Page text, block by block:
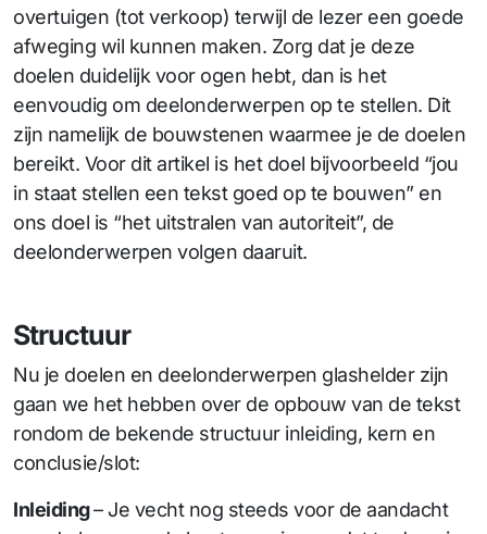
overtuigen (tot verkoop) terwijl de lezer een goede
afweging wil kunnen maken. Zorg dat je deze
doelen duidelijk voor ogen hebt, dan is het
eenvoudig om deelonderwerpen op te stellen. Dit
zijn namelijk de bouwstenen waarmee je de doelen
bereikt. Voor dit artikel is het doel bijvoorbeeld “jou
in staat stellen een tekst goed op te bouwen” en
ons doel is “het uitstralen van autoriteit”, de
deelonderwerpen volgen daaruit.
Structuur
Nu je doelen en deelonderwerpen glashelder zijn
gaan we het hebben over de opbouw van de tekst
rondom de bekende structuur inleiding, kern en
conclusie/slot:
Inleiding– Je vecht nog steeds voor de aandacht